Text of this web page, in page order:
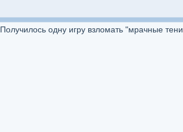
Получилось одну игру взломать "мрачные